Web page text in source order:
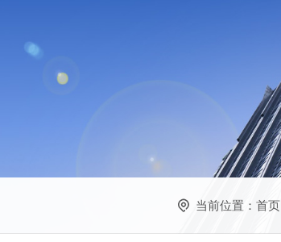
当前位置： 首页